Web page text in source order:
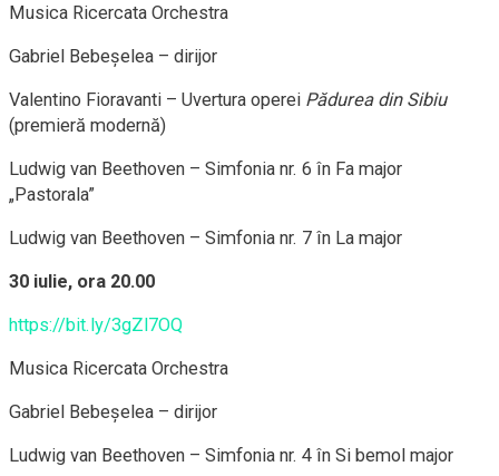
Musica Ricercata Orchestra
Gabriel Bebeșelea – dirijor
Valentino Fioravanti – Uvertura operei Pădurea din Sibiu
(premieră modernă)
Ludwig van Beethoven – Simfonia nr. 6 în Fa major
„Pastorala”
Ludwig van Beethoven – Simfonia nr. 7 în La major
30 iulie, ora 20.00
https://bit.ly/3gZl7OQ
Musica Ricercata Orchestra
Gabriel Bebeșelea – dirijor
Ludwig van Beethoven – Simfonia nr. 4 în Si bemol major